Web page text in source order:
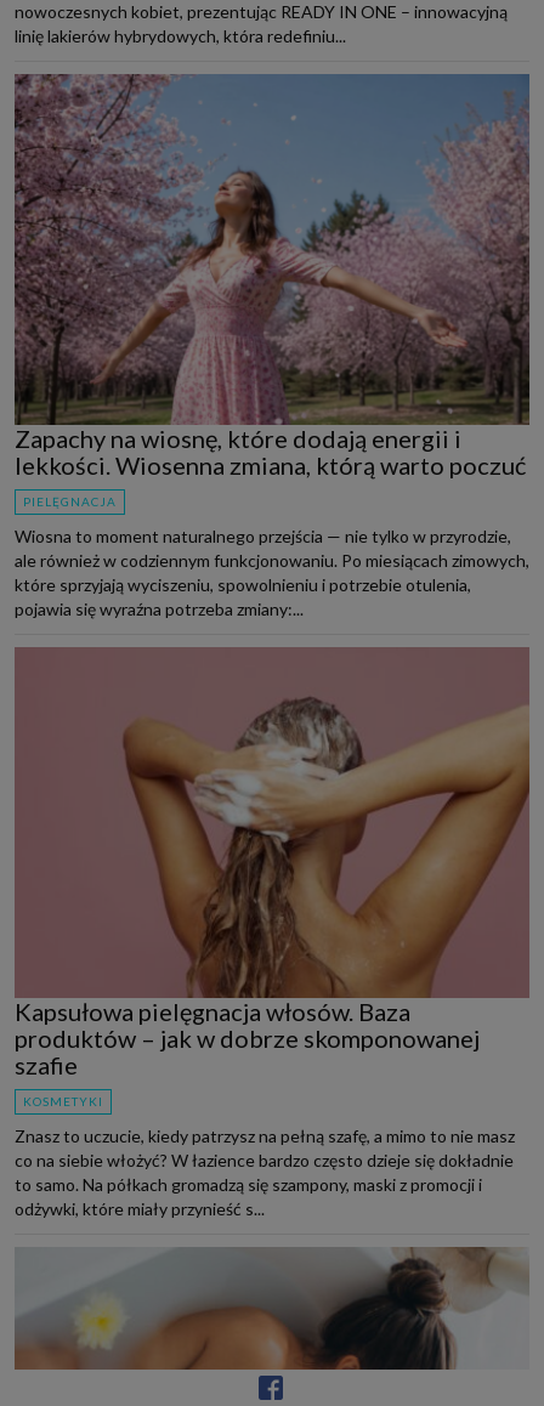
nowoczesnych kobiet, prezentując READY IN ONE – innowacyjną
linię lakierów hybrydowych, która redefiniu...
Zapachy na wiosnę, które dodają energii i
lekkości. Wiosenna zmiana, którą warto poczuć
PIELĘGNACJA
Wiosna to moment naturalnego przejścia — nie tylko w przyrodzie,
ale również w codziennym funkcjonowaniu. Po miesiącach zimowych,
które sprzyjają wyciszeniu, spowolnieniu i potrzebie otulenia,
pojawia się wyraźna potrzeba zmiany:...
Kapsułowa pielęgnacja włosów. Baza
produktów – jak w dobrze skomponowanej
szafie
KOSMETYKI
Znasz to uczucie, kiedy patrzysz na pełną szafę, a mimo to nie masz
co na siebie włożyć? W łazience bardzo często dzieje się dokładnie
to samo. Na półkach gromadzą się szampony, maski z promocji i
odżywki, które miały przynieść s...